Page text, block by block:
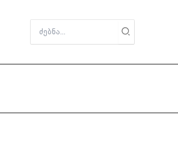
for: